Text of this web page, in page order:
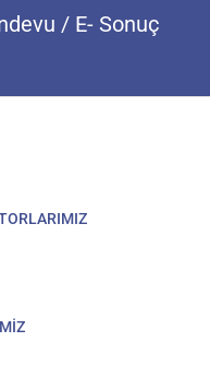
/ E- Sonuç